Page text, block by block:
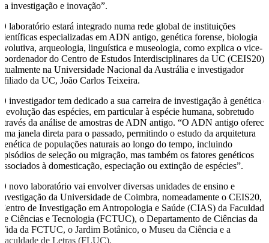
na investigação e inovação”.
O laboratório estará integrado numa rede global de instituições
científicas especializadas em ADN antigo, genética forense, biologia
evolutiva, arqueologia, linguística e museologia, como explica o vice-
coordenador do Centro de Estudos Interdisciplinares da UC (CEIS20),
atualmente na Universidade Nacional da Austrália e investigador
afiliado da UC, João Carlos Teixeira.
O investigador tem dedicado a sua carreira de investigação à genética e
à evolução das espécies, em particular à espécie humana, sobretudo
através da análise de amostras de ADN antigo. “O ADN antigo oferece
uma janela direta para o passado, permitindo o estudo da arquitetura
genética de populações naturais ao longo do tempo, incluindo
episódios de seleção ou migração, mas também os fatores genéticos
associados à domesticação, especiação ou extinção de espécies”.
O novo laboratório vai envolver diversas unidades de ensino e
investigação da Universidade de Coimbra, nomeadamente o CEIS20, o
Centro de Investigação em Antropologia e Saúde (CIAS) da Faculdade
de Ciências e Tecnologia (FCTUC), o Departamento de Ciências da
Vida da FCTUC, o Jardim Botânico, o Museu da Ciência e a
Faculdade de Letras (FLUC).